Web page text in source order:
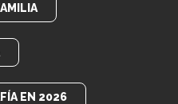
EN 2026